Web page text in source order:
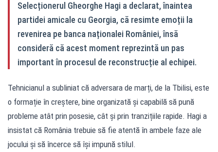
Selecționerul Gheorghe Hagi a declarat, înaintea
partidei amicale cu Georgia, că resimte emoții la
revenirea pe banca naționalei României, însă
consideră că acest moment reprezintă un pas
important în procesul de reconstrucție al echipei.
Tehnicianul a subliniat că adversara de marți, de la Tbilisi, este
o formație în creștere, bine organizată și capabilă să pună
probleme atât prin posesie, cât și prin tranzițiile rapide. Hagi a
insistat că România trebuie să fie atentă în ambele faze ale
jocului și să încerce să își impună stilul.